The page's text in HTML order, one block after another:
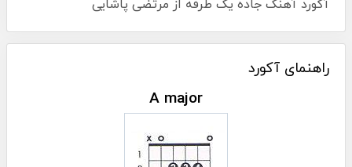
آکورد آهنگ جاده یک طرفه از مرتضی پاشایی
راهنمای آکورد
A major